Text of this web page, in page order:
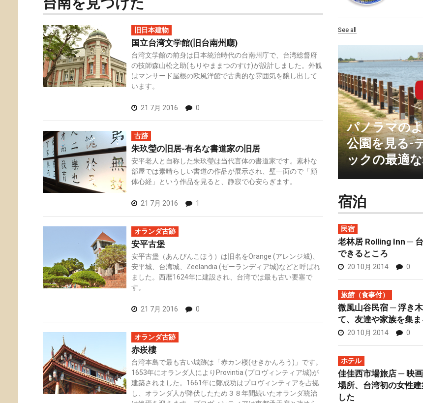
See all
旧日本建物
国立台湾文学館(旧台南州廳)
台湾文学館の前身は日本統治時代の台南州庁で、台湾総督府
の技師森山松之助(もりやままつのすけ)が設計しました。外観
はマンサード屋根の欧風洋館で古典的な雰囲気を醸し出して
います。
21 7月 2016 0
古跡
朱玖瑩の旧居-有名な書道家の旧居
安平老人と自称した朱玖瑩は当代言体の書道家です。素朴な
部屋では素晴らしい書道の作品が展示され、壁一面ので「顔
体心経」という作品を見ると、静寂で心安らぎます。
21 7月 2016 1
オランダ古跡
安平古堡
安平古堡（あんぴんこほう）は旧名をOrange (アレンジ城)、
安平城、台湾城、Zeelandia (ゼーランディア城)などと呼ばれ
ました。西暦1624年に建設され、台湾では最も古い要塞で
す。
21 7月 2016 0
オランダ古跡
赤崁樓
台湾本島で最も古い城跡は「赤カン楼(せきかんろう)」です。
1653年にオランダ人によりProvintia (プロヴィンティア城)が
建築されました。1661年に鄭成功はプロヴィンティアを占拠
し、オランダ人が降伏したため３８年間続いたオランダ統治
パノラマの
公園を見る-
ックの最適
宿泊
民宿
老林居 Rolling Inn ─
できるところ
20 10月 2014 0
旅館（食事付）
微風山谷民宿 ─ 浮き
て、友達や家族を集
20 10月 2014 0
ホテル
佳佳西市場旅店 ─ 映
場所、台湾初の女性
した